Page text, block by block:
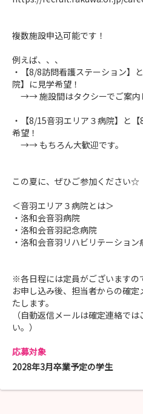
複数施設申込可能です！
例えば、、、
・【8/8訪問看護ステーション】
院】に見学希望！
→→ 施設間はタクシーでご案内
・【8/15音羽エリア３病院】と
希望！
→→ もちろん大歓迎です。
この夏に、ぜひご参加ください☆
＜音羽エリア３病院とは＞
・洛和会音羽病院
・洛和会音羽記念病院
・洛和会音羽リハビリテーション
※各日程には定員がございますの
お申し込み後、担当者からの確
たします。
（自動返信メールは確定連絡で
い。）
応募対象
2028年3月卒業予定の学生